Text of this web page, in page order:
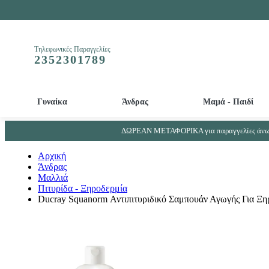
Τηλεφωνικές Παραγγελίες
2352301789
Γυναίκα Άνδρας Μαμά - Παιδί
ΔΩΡΕΑΝ ΜΕΤΑΦΟΡΙΚΑ για παραγγελίες
Αρχική
Άνδρας
Μαλλιά
Πιτυρίδα - Ξηροδερμία
Ducray Squanorm Αντιπιτυριδικό Σαμπουάν Αγωγής Για